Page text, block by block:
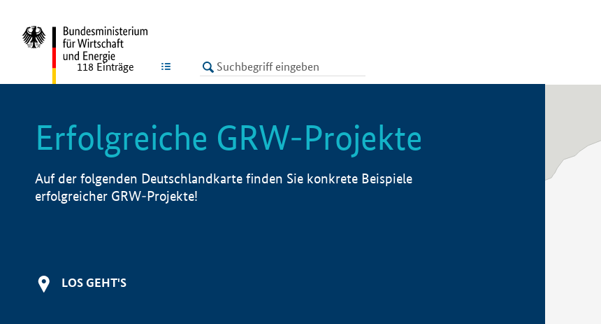
LISTE
118 Einträge
Erfolgreiche GRW-Projekte
Auf der folgenden Deutschlandkarte finden Sie konkrete Beispiele
erfolgreicher GRW-Projekte!
LOS GEHT'S